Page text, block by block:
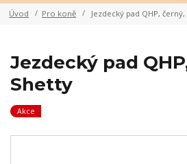
Úvod Pro koně Jezdecký pad QHP,
Jezdecký pad
Shetty
Akce